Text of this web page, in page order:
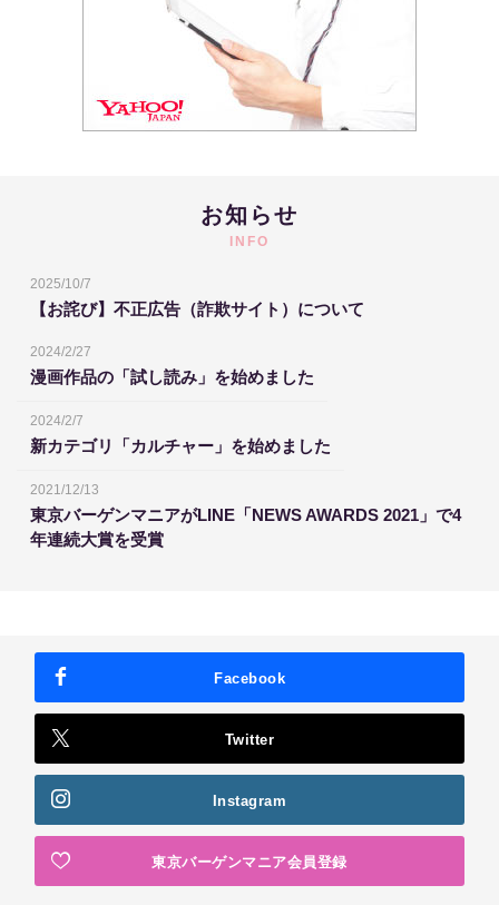
お知らせ
INFO
2025/10/7
【お詫び】不正広告（詐欺サイト）について
2024/2/27
漫画作品の「試し読み」を始めました
2024/2/7
新カテゴリ「カルチャー」を始めました
2021/12/13
東京バーゲンマニアがLINE「NEWS AWARDS 2021」で4
年連続大賞を受賞
Facebook
Twitter
Instagram
東京バーゲンマニア会員登録